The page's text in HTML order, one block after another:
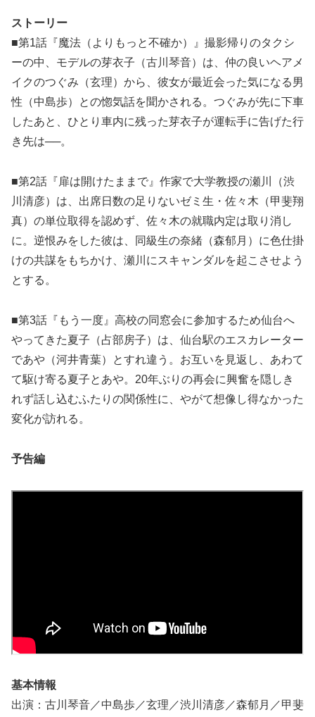
ストーリー
■第1話『魔法（よりもっと不確か）』撮影帰りのタクシ
ーの中、モデルの芽衣子（古川琴音）は、仲の良いヘアメ
イクのつぐみ（玄理）から、彼女が最近会った気になる男
性（中島歩）との惚気話を聞かされる。つぐみが先に下車
したあと、ひとり車内に残った芽衣子が運転手に告げた行
き先は──。
■第2話『扉は開けたままで』作家で大学教授の瀬川（渋
川清彦）は、出席日数の足りないゼミ生・佐々木（甲斐翔
真）の単位取得を認めず、佐々木の就職内定は取り消し
に。逆恨みをした彼は、同級生の奈緒（森郁月）に色仕掛
けの共謀をもちかけ、瀬川にスキャンダルを起こさせよう
とする。
■第3話『もう一度』高校の同窓会に参加するため仙台へ
やってきた夏子（占部房子）は、仙台駅のエスカレーター
であや（河井青葉）とすれ違う。お互いを見返し、あわて
て駆け寄る夏子とあや。20年ぶりの再会に興奮を隠しき
れず話し込むふたりの関係性に、やがて想像し得なかった
変化が訪れる。
予告編
基本情報
出演：古川琴音／中島歩／玄理／渋川清彦／森郁月／甲斐